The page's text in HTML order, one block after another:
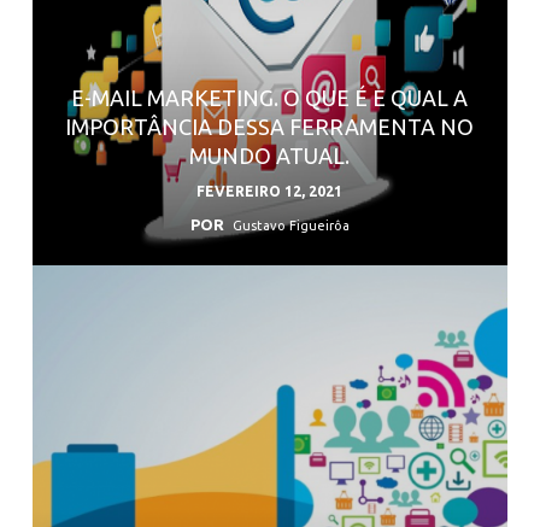
E-MAIL MARKETING. O QUE É E QUAL A
IMPORTÂNCIA DESSA FERRAMENTA NO
MUNDO ATUAL.
FEVEREIRO 12, 2021
POR Gustavo Figueirôa